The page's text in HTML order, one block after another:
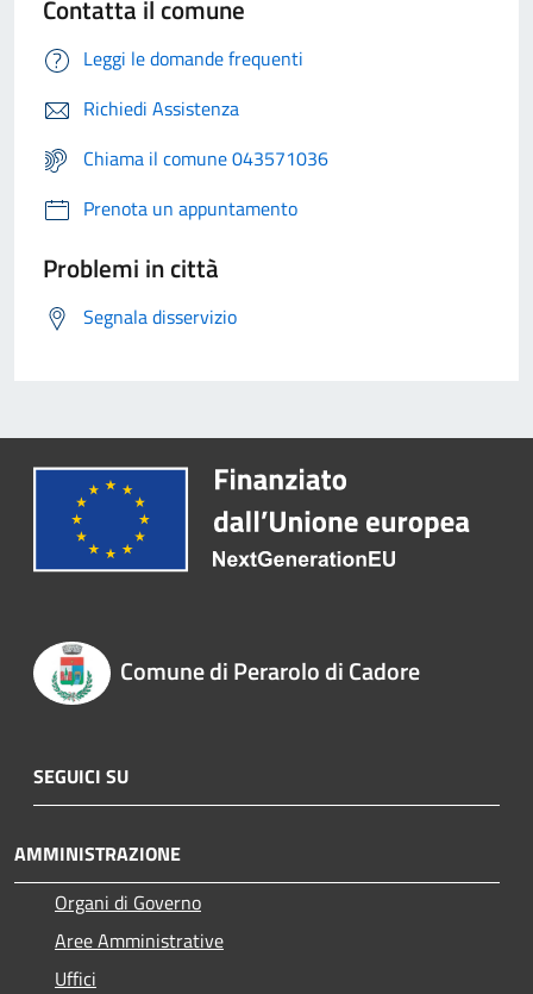
Contatta il comune
Leggi le domande frequenti
Richiedi Assistenza
Chiama il comune 043571036
Prenota un appuntamento
Problemi in città
Segnala disservizio
Comune di Perarolo di Cadore
SEGUICI SU
AMMINISTRAZIONE
Organi di Governo
Aree Amministrative
Uffici